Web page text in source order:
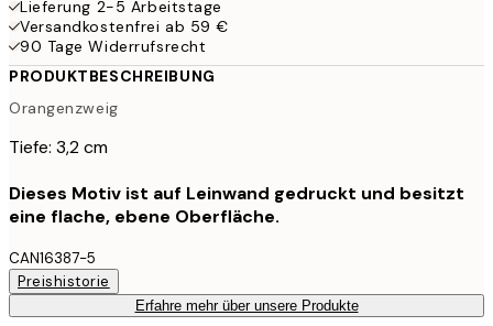
Lieferung 2-5 Arbeitstage
Versandkostenfrei ab 59 €
90 Tage Widerrufsrecht
PRODUKTBESCHREIBUNG
Orangenzweig
Tiefe: 3,2 cm
Dieses Motiv ist auf Leinwand gedruckt und besitzt
eine flache, ebene Oberfläche.
CAN16387-5
Preishistorie
Erfahre mehr über unsere Produkte